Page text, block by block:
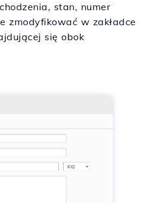
stan, numer
zmodyfikować w zakładce
się obok